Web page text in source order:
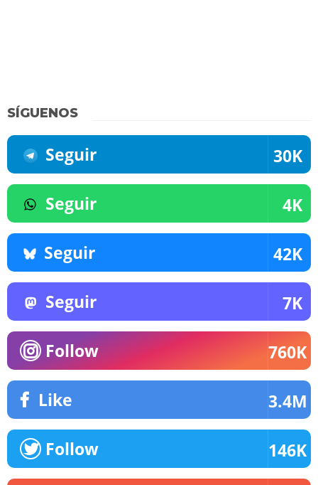
SÍGUENOS
Seguir 30K
Seguir 4K
Seguir 42K
Seguir 7K
Follow 760K
Like 3.4M
Follow 146K